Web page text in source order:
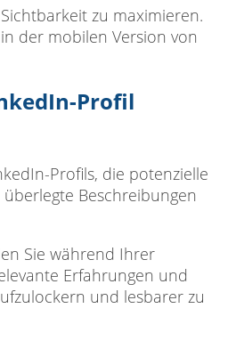
zu maximieren.
der mobilen Version von
Profil
Profils, die potenzielle
Beschreibungen
Sie während Ihrer
Erfahrungen und
und lesbarer zu